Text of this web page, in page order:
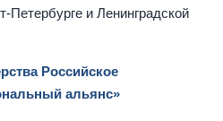
Петербурге и Ленинградской
Российское
альянс»